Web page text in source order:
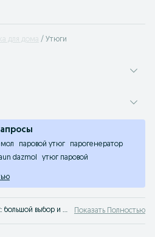
для дома Утюги
паровой утюг
парогенератор
dazmol утюг паровой
Продажа утюгов Artel на OLX.uz: большой выбор и лучшие цены. Покупай качественные и недорогие утюги Artel. OLX.uz Узбекистан - самые выгодные предложения для вас! Показать Полностью